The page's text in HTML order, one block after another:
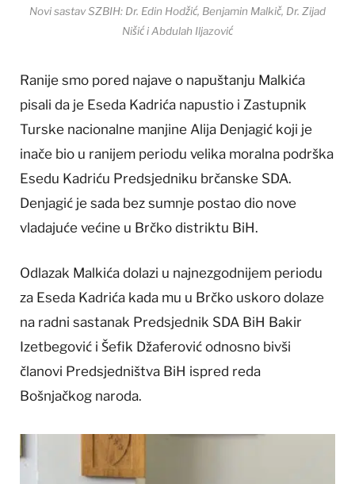
Novi sastav SZBIH: Dr. Edin Hodžić, Benjamin Malkič, Dr. Zijad
Nišić i Abdulah Iljazović
Ranije smo pored najave o napuštanju Malkića
pisali da je Eseda Kadrića napustio i Zastupnik
Turske nacionalne manjine Alija Denjagić koji je
inače bio u ranijem periodu velika moralna podrška
Esedu Kadriću Predsjedniku brčanske SDA.
Denjagić je sada bez sumnje postao dio nove
vladajuće većine u Brčko distriktu BiH.
Odlazak Malkića dolazi u najnezgodnijem periodu
za Eseda Kadrića kada mu u Brčko uskoro dolaze
na radni sastanak Predsjednik SDA BiH Bakir
Izetbegović i Šefik Džaferović odnosno bivši
članovi Predsjedništva BiH ispred reda
Bošnjačkog naroda.